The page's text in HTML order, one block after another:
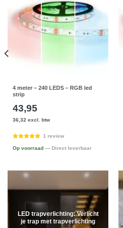
4 meter – 240 LEDS – RGB led
strip
43,95
36,32 excl. btw
1 review
Op voorraad — Direct leverbaar
LED trapverlichting: Verlicht
je trap met trapverlichting